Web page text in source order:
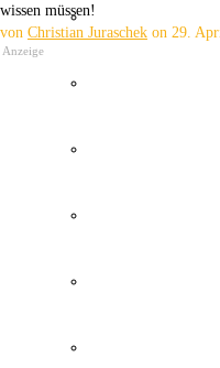
Policia Nacional
wissen müssen!
von Christian Juraschek on 29.
Anzeige